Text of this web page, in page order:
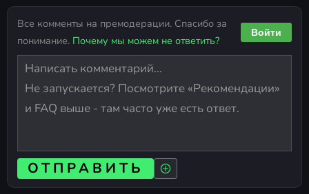
Все комменты на премодерации. Спасибо за
понимание. Почему мы можем не ответить?
Войти
ОТПРАВИТЬ